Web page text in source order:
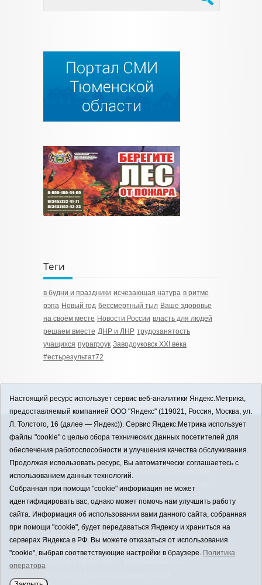
Теги
в будни и праздники исчезающая натура в ритме
рэпа Новый год бессмертный тыл Ваше здоровье
на своём месте Новости России власть для людей
решаем вместе ДНР и ЛНР трудозанятость
учащихся пурагроук Заводоуковск ХХI века
#естьрезультат72
12+
ЗАВОДОУКОВСК online / Новости
Заводоуковского муниципального округа, 2026
Учредитель: АНО "Информационно-издательский
центр "Заводоуковские вести". Главный редактор:
E-mail:
zavest@obl72.ru
Тел.: 8 (34542) 2-10-33
Политика оператора
Регистрационный номер Эл № ФС 77-66397 от
14.07.2016г. выдан Федеральной службой по
Настоящий ресурс использует сервис веб-аналитики Яндекс.Метрика,
предоставляемый компанией ООО "Яндекс" (119021, Россия, Москва, ул.
Л. Толстого, 16 (далее — Яндекс)). Сервис Яндекс.Метрика использует
файлы "cookie" с целью сбора технических данных посетителей для
обеспечения работоспособности и улучшения качества обслуживания.
Продолжая использовать ресурс, Вы автоматически соглашаетесь с
использованием данных технологий.
Собранная при помощи "cookie" информация не может
идентифицировать вас, однако может помочь нам улучшить работу
сайта. Информация об использовании вами данного сайта, собранная
при помощи "cookie", будет передаваться Яндексу и храниться на
серверах Яндекса в РФ. Вы можете отказаться от использования
"cookie", выбрав соответствующие настройки в браузере. Политика
оператора